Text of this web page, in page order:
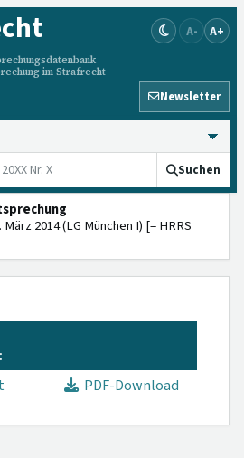
im Strafrecht
A- A+
Newsletter
Suchen
2014 (LG München I) [= HRRS
PDF-Download